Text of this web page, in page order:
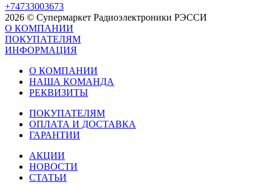
+74733003673
2026 © Супермаркет Радиоэлектроники РЭССИ
О КОМПАНИИ
ПОКУПАТЕЛЯМ
ИНФОРМАЦИЯ
О КОМПАНИИ
НАША КОМАНДА
РЕКВИЗИТЫ
ПОКУПАТЕЛЯМ
ОПЛАТА И ДОСТАВКА
ГАРАНТИИ
АКЦИИ
НОВОСТИ
СТАТЬИ